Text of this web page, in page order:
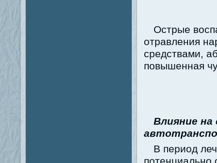
Острые
отравления
средствами,
повышенная
Влияние
В период